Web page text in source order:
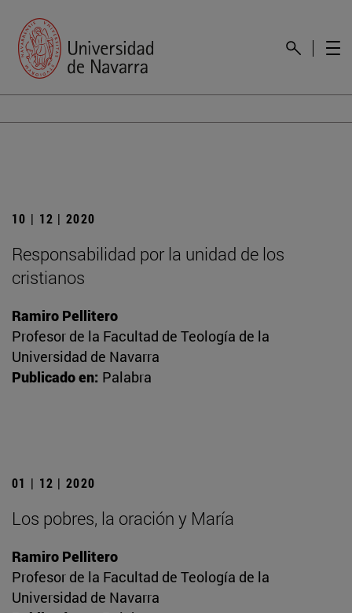
10 | 12 | 2020
Responsabilidad por la unidad de los
cristianos
Ramiro Pellitero
Profesor de la Facultad de Teología de la
Universidad de Navarra
Publicado en: Palabra
01 | 12 | 2020
Los pobres, la oración y María
Ramiro Pellitero
Profesor de la Facultad de Teología de la
Universidad de Navarra